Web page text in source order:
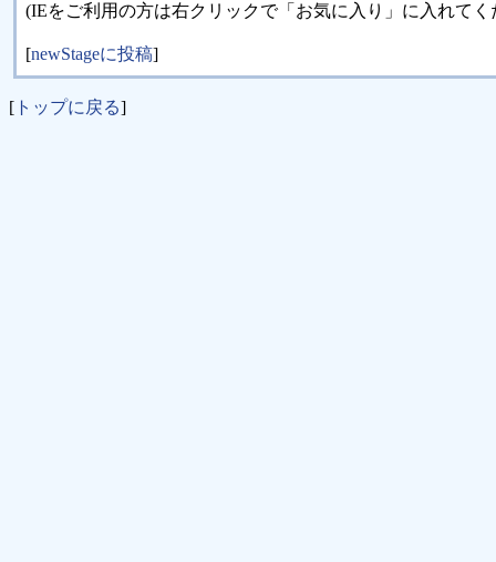
(IEをご利用の方は右クリックで「お気に入り」に入れてく
[newStageに投稿]
[ トップに戻る]